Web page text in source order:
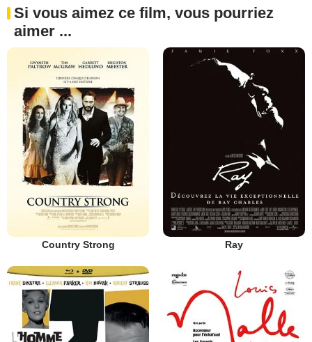
Si vous aimez ce film, vous pourriez
aimer ...
Country Strong Ray